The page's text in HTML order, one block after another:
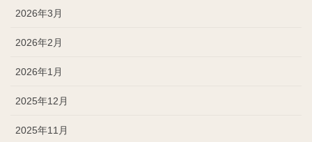
2026年3月
2026年2月
2026年1月
2025年12月
2025年11月